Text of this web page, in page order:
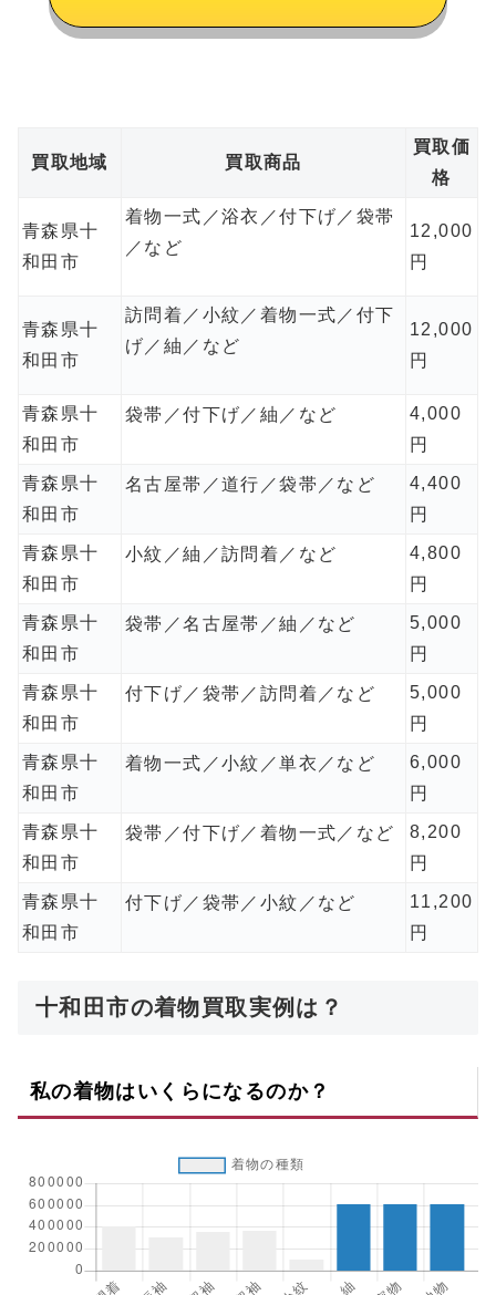
買取地域 買取商品
買取価
格
青森県十
和田市
着物一式／浴衣／付下げ／袋帯
／など
12,000
円
青森県十
和田市
訪問着／小紋／着物一式／付下
げ／紬／など
12,000
円
青森県十
和田市
袋帯／付下げ／紬／など
4,000
円
青森県十
和田市
名古屋帯／道行／袋帯／など
4,400
円
青森県十
和田市
小紋／紬／訪問着／など
4,800
円
青森県十
和田市
袋帯／名古屋帯／紬／など
5,000
円
青森県十
和田市
付下げ／袋帯／訪問着／など
5,000
円
青森県十
和田市
着物一式／小紋／単衣／など
6,000
円
青森県十
和田市
袋帯／付下げ／着物一式／など
8,200
円
青森県十
和田市
付下げ／袋帯／小紋／など
11,200
円
十和田市の着物買取実例は？
私の着物はいくらになるのか？